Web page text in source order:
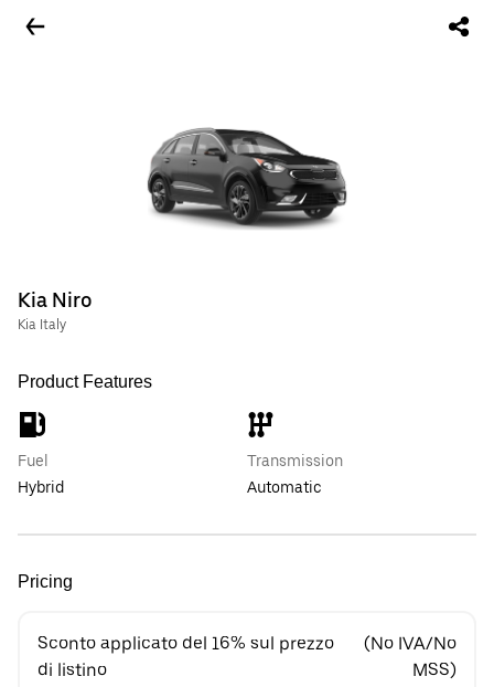
Kia Niro
Kia Italy
Product Features
Fuel
Hybrid
Transmission
Automatic
Pricing
Sconto applicato del 16% sul prezzo
di listino
(No IVA/No
MSS)